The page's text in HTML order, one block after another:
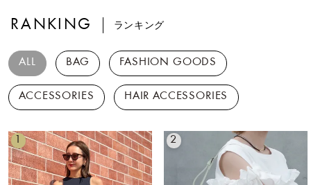
RANKING ランキング
ALL BAG FASHION GOODS
ACCESSORIES HAIR ACCESSORIES
1 2